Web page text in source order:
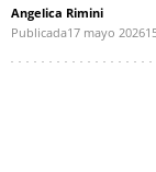
Angelica Rimini
Publicada17 mayo 2026